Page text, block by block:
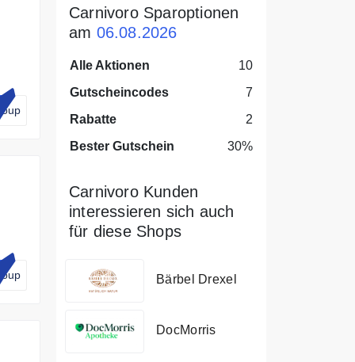
Coup
Coup
Carnivoro Sparoptionen
am 06.08.2026
Alle Aktionen
10
Gutscheincodes
7
Rabatte
2
Bester Gutschein
30%
Carnivoro Kunden
interessieren sich auch
für diese Shops
Bärbel Drexel
DocMorris